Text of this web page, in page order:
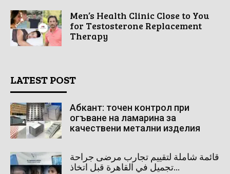
Men’s Health Clinic Close to You
for Testosterone Replacement
Therapy
LATEST POST
Абкант: точен контрол при
огъване на ламарина за
качествени метални изделия
قائمة شاملة لتقييم تجارب مرضى جراحة
تجميل في القاهرة قبل اتخاذ...